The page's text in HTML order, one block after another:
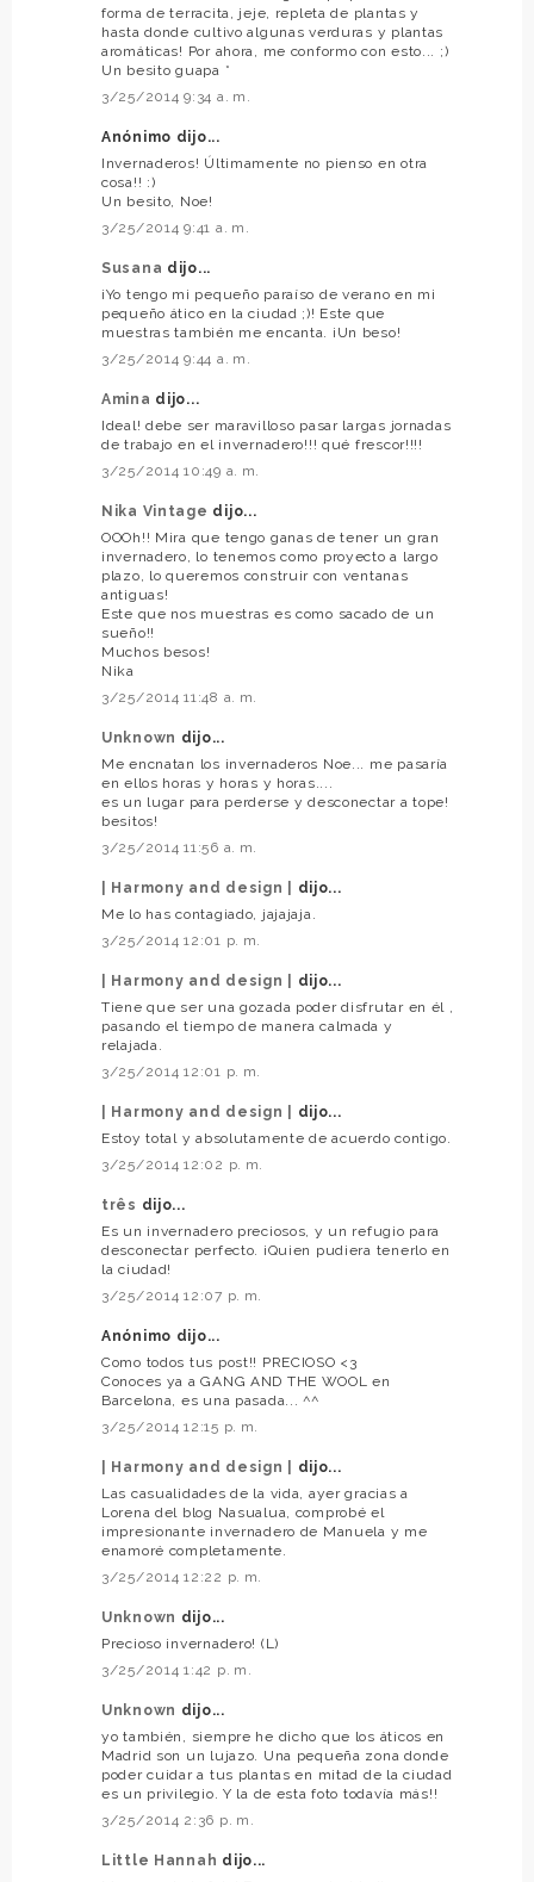
forma de terracita, jeje, repleta de plantas y
hasta donde cultivo algunas verduras y plantas
aromáticas! Por ahora, me conformo con esto... ;)
Un besito guapa *
3/25/2014 9:34 a. m.
Anónimo dijo...
Invernaderos! Últimamente no pienso en otra
cosa!! :)
Un besito, Noe!
3/25/2014 9:41 a. m.
Susana dijo...
¡Yo tengo mi pequeño paraíso de verano en mi
pequeño ático en la ciudad ;)! Este que
muestras también me encanta. ¡Un beso!
3/25/2014 9:44 a. m.
Amina dijo...
Ideal! debe ser maravilloso pasar largas jornadas
de trabajo en el invernadero!!! qué frescor!!!!
3/25/2014 10:49 a. m.
Nika Vintage dijo...
OOOh!! Mira que tengo ganas de tener un gran
invernadero, lo tenemos como proyecto a largo
plazo, lo queremos construir con ventanas
antiguas!
Este que nos muestras es como sacado de un
sueño!!
Muchos besos!
Nika
3/25/2014 11:48 a. m.
Unknown dijo...
Me encnatan los invernaderos Noe... me pasaría
en ellos horas y horas y horas....
es un lugar para perderse y desconectar a tope!
besitos!
3/25/2014 11:56 a. m.
| Harmony and design |
dijo...
Me lo has contagiado, jajajaja.
3/25/2014 12:01 p. m.
| Harmony and design |
dijo...
Tiene que ser una gozada poder disfrutar en él ,
pasando el tiempo de manera calmada y
relajada.
3/25/2014 12:01 p. m.
| Harmony and design |
dijo...
Estoy total y absolutamente de acuerdo contigo.
3/25/2014 12:02 p. m.
três dijo...
Es un invernadero preciosos, y un refugio para
desconectar perfecto. ¡Quien pudiera tenerlo en
la ciudad!
3/25/2014 12:07 p. m.
Anónimo dijo...
Como todos tus post!! PRECIOSO <3
Conoces ya a GANG AND THE WOOL en
Barcelona, es una pasada... ^^
3/25/2014 12:15 p. m.
| Harmony and design |
dijo...
Las casualidades de la vida, ayer gracias a
Lorena del blog Nasualua, comprobé el
impresionante invernadero de Manuela y me
enamoré completamente.
3/25/2014 12:22 p. m.
Unknown dijo...
Precioso invernadero! (L)
3/25/2014 1:42 p. m.
Unknown dijo...
yo también, siempre he dicho que los áticos en
Madrid son un lujazo. Una pequeña zona donde
poder cuidar a tus plantas en mitad de la ciudad
es un privilegio. Y la de esta foto todavía más!!
3/25/2014 2:36 p. m.
Little Hannah dijo...